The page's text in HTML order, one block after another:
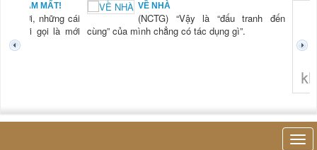
NAM MẤT!
“Xời, những cái
mới gọi là mới
VỀ NHÀ
(NCTG) “Vậy là “đấu tranh đến
cùng” của mình chẳng có tác dụng gì”.